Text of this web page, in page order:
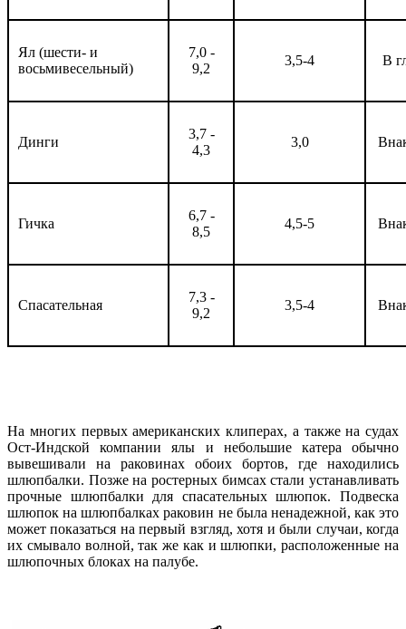
Ял (шести- и
восьмивесельный)
7,0 -
9,2
3,5-4 В
Динги
3,7 -
4,3
3,0
Гичка
6,7 -
8,5
4,5-5
Спасательная
7,3 -
9,2
3,5-4
На многих первых американских клиперах, а также на судах
Ост-Индской компании ялы и небольшие катера обычно
вывешивали на раковинах обоих бортов, где находились
шлюпбалки. Позже на ростерных бимсах стали устанавливать
прочные шлюпбалки для спасательных шлюпок. Подвеска
шлюпок на шлюпбалках раковин не была ненадежной, как это
может показаться на первый взгляд, хотя и были случаи, когда
их смывало волной, так же как и шлюпки, расположенные на
шлюпочных блоках на палубе.